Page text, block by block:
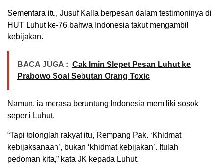
Sementara itu, Jusuf Kalla berpesan dalam testimoninya di
HUT Luhut ke-76 bahwa Indonesia takut mengambil
kebijakan.
BACA JUGA : Cak Imin Slepet Pesan Luhut ke
Prabowo Soal Sebutan Orang Toxic
Namun, ia merasa beruntung Indonesia memiliki sosok
seperti Luhut.
“Tapi tolonglah rakyat itu, Rempang Pak. ‘Khidmat
kebijaksanaan’, bukan ‘khidmat kebijakan’. Itulah
pedoman kita,” kata JK kepada Luhut.